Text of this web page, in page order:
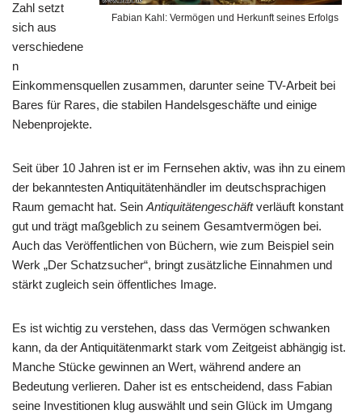
Fabian Kahl: Vermögen und Herkunft seines Erfolgs
Zahl setzt
sich aus
verschiedene
n
Einkommensquellen zusammen, darunter seine TV-Arbeit bei
Bares für Rares, die stabilen Handelsgeschäfte und einige
Nebenprojekte.
Seit über 10 Jahren ist er im Fernsehen aktiv, was ihn zu einem
der bekanntesten Antiquitätenhändler im deutschsprachigen
Raum gemacht hat. Sein Antiquitätengeschäftverläuft konstant
gut und trägt maßgeblich zu seinem Gesamtvermögen bei.
Auch das Veröffentlichen von Büchern, wie zum Beispiel sein
Werk „Der Schatzsucher“, bringt zusätzliche Einnahmen und
stärkt zugleich sein öffentliches Image.
Es ist wichtig zu verstehen, dass das Vermögen schwanken
kann, da der Antiquitätenmarkt stark vom Zeitgeist abhängig ist.
Manche Stücke gewinnen an Wert, während andere an
Bedeutung verlieren. Daher ist es entscheidend, dass Fabian
seine Investitionen klug auswählt und sein Glück im Umgang